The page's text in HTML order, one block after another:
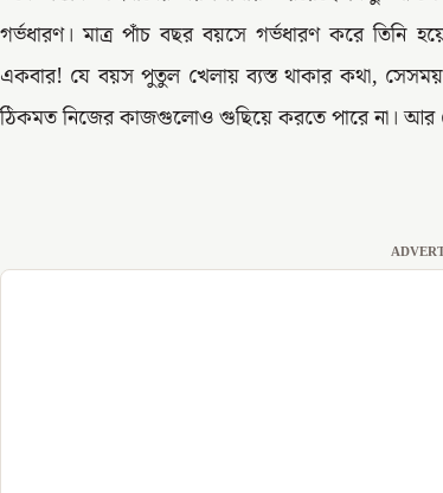
গর্ভধারণ। মাত্র পাঁচ বছর বয়সে গর্ভধারণ করে তিনি
একবার! যে বয়স পুতুল খেলায় ব্যস্ত থাকার কথা,
ঠিকমত নিজের কাজগুলোও গুছিয়ে করতে পারে না। আর